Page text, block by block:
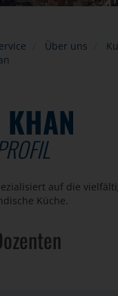
Über uns
auf die
Küche.